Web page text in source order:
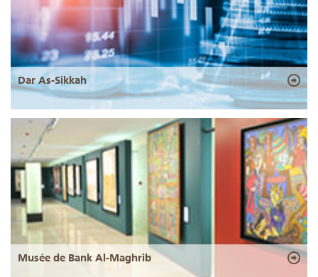
Dar As-Sikkah
Musée de Bank Al-Maghrib